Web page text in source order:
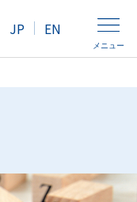
JP EN
メニュー